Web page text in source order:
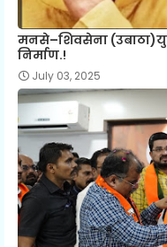
मनसे–शिवसेना
निर्माण.!
July 03, 2025